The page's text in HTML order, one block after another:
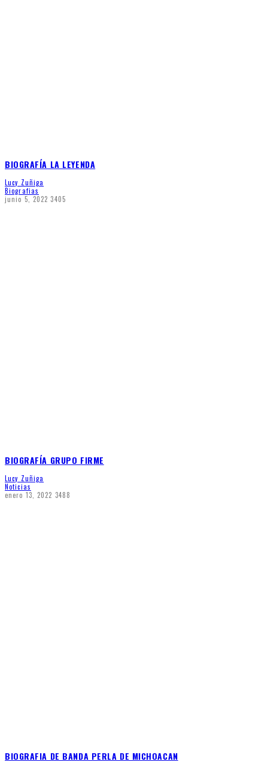
BIOGRAFÍA LA LEYENDA
Lucy Zuñiga
Biografias
junio 5, 2022 3405
BIOGRAFÍA GRUPO FIRME
Lucy Zuñiga
Noticias
enero 13, 2022 3488
BIOGRAFIA DE BANDA PERLA DE MICHOACAN